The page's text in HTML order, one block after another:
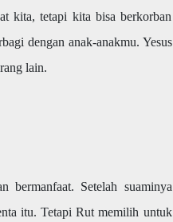
kita, tetapi kita bisa berkorban
dengan anak-anakmu. Yesus
lain.
bermanfaat. Setelah suaminya
itu. Tetapi Rut memilih untuk